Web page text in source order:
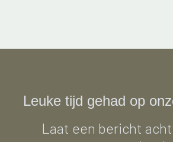
Leuke tijd gehad op
Laat een bericht